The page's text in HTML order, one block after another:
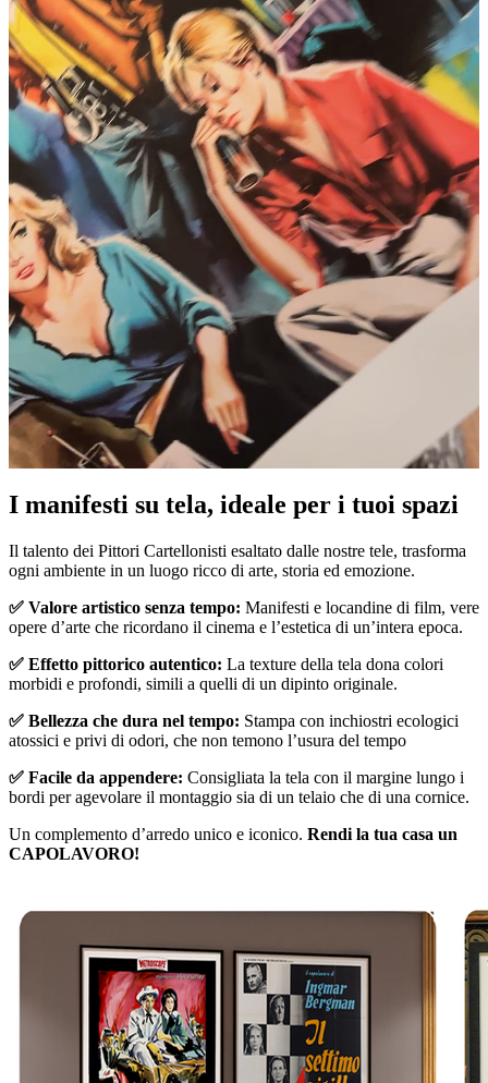
I manifesti su tela, ideale per i tuoi spazi
Il talento dei Pittori Cartellonisti esaltato dalle nostre tele, trasforma
ogni ambiente in un luogo ricco di arte, storia ed emozione.
✅ Valore artistico senza tempo: Manifesti e locandine di film, vere
opere d’arte che ricordano il cinema e l’estetica di un’intera epoca.
✅ Effetto pittorico autentico: La texture della tela dona colori
morbidi e profondi, simili a quelli di un dipinto originale.
✅ Bellezza che dura nel tempo: Stampa con inchiostri ecologici
atossici e privi di odori, che non temono l’usura del tempo
✅ Facile da appendere: Consigliata la tela con il margine lungo i
bordi per agevolare il montaggio sia di un telaio che di una cornice.
Un complemento d’arredo unico e iconico. Rendi la tua casa un
CAPOLAVORO!